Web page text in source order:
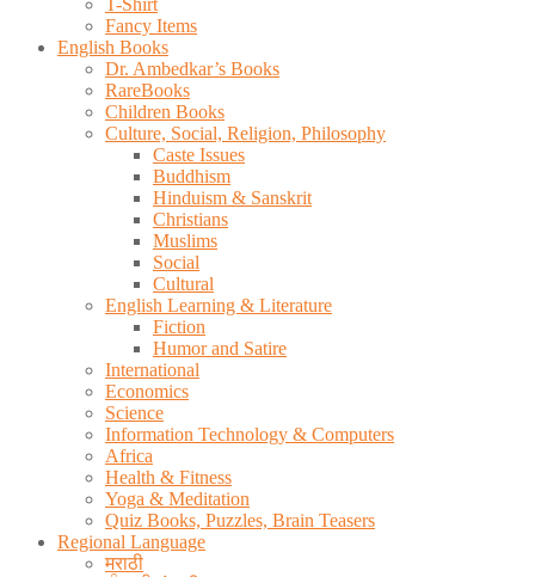
Fancy Items
English Books
Dr. Ambedkar’s Books
RareBooks
Children Books
Culture, Social, Religion, Philosophy
Caste Issues
Buddhism
Hinduism & Sanskrit
Christians
Muslims
Social
Cultural
English Learning & Literature
Fiction
Humor and Satire
International
Economics
Science
Information Technology & Computers
Africa
Health & Fitness
Yoga & Meditation
Quiz Books, Puzzles, Brain Teasers
Regional Language
मराठी